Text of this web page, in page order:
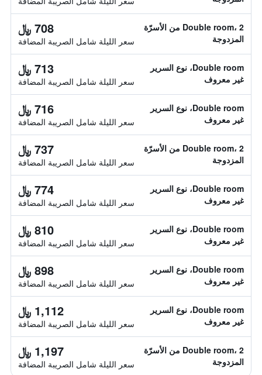
Double room، 2 من الأسرّة
المزدوجة
708 ﷼
سعر الليلة شامل الصريبة المضافة
Double room، نوع السرير
غير معروف
713 ﷼
سعر الليلة شامل الصريبة المضافة
Double room، نوع السرير
غير معروف
716 ﷼
سعر الليلة شامل الصريبة المضافة
Double room، 2 من الأسرّة
المزدوجة
737 ﷼
سعر الليلة شامل الصريبة المضافة
Double room، نوع السرير
غير معروف
774 ﷼
سعر الليلة شامل الصريبة المضافة
Double room، نوع السرير
غير معروف
810 ﷼
سعر الليلة شامل الصريبة المضافة
Double room، نوع السرير
غير معروف
898 ﷼
سعر الليلة شامل الصريبة المضافة
Double room، نوع السرير
غير معروف
1,112 ﷼
سعر الليلة شامل الصريبة المضافة
Double room، 2 من الأسرّة
المزدوجة
1,197 ﷼
سعر الليلة شامل الصريبة المضافة